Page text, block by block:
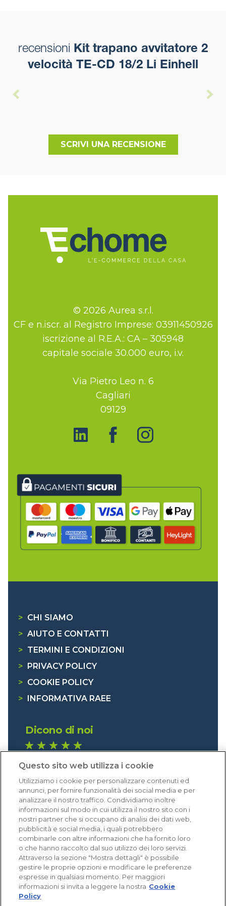
recensioni Kit trapano avvitatore 2
velocità TE-CD 18/2 Li Einhell
SCRIVI UNA RECENSIONE
© 2026 Aurea s.r.l.
CF e n.iscr. al Registro Imprese: 03911450926
iscrizione al R.E.A.: CA – 305948
capitale sociale 30.000 euro, i.v.
Via Pietro Leo n. 6
Cagliari
09129
> CHI SIAMO
> AIUTO E CONTATTI
> TERMINI E CONDIZIONI
>
PRIVACY POLICY
> COOKIE POLICY
>
INFORMATIVA RAEE
Dicono di noi
Eccellente (4,8)
Acquisti verificati
Questo sito web utilizza i cookie
Utilizziamo i cookie per personalizzare contenuti ed
annunci, per fornire funzionalità dei social media e per
analizzare il nostro traffico. Condividiamo inoltre
informazioni sul modo in cui utilizza il nostro sito con i
nostri partner che si occupano di analisi dei dati web,
pubblicità e social media, i quali potrebbero
combinarle con altre informazioni che ha fornito loro
o che hanno raccolto dal suo utilizzo dei loro servizi.
Attraverso la sezione "Mostra dettagli" è possibile
gestire le proprie opzioni e modificare le preferenze
espresse in qualsiasi momento. Per maggiori
informazioni si invita a leggere la nostra Cookie
Policy